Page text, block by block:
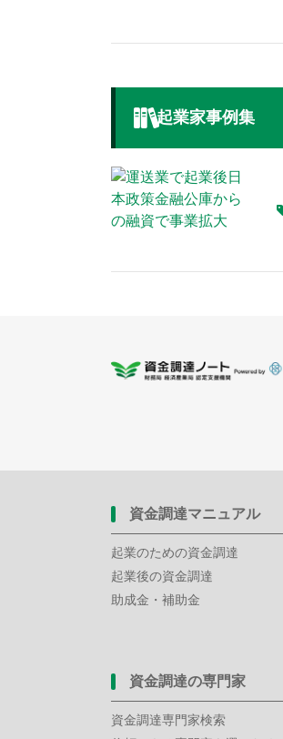
起業家事例集
資金調達マニュアル
起業のための資金調達
起業後の資金調達
助成金・補助金
資金調達の専門家
資金調達専門家検索